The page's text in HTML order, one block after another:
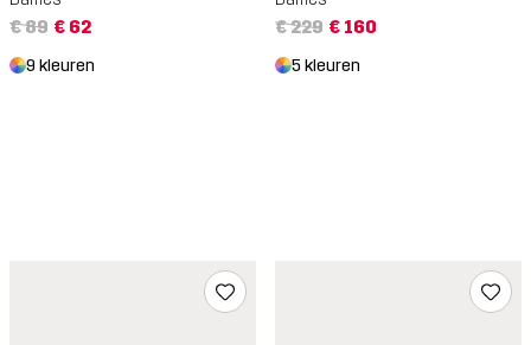
€ 89 € 62
9 kleuren
€ 229 € 160
5 kleuren